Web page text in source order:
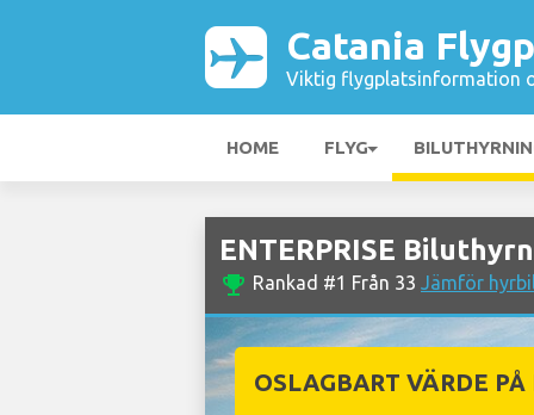
Catania
Viktig flygplatsinformation
HOME FLYG
ENTERPRISE
emoji_events Rankad #1 Från 33 Jämför
OSLAGBART VÄRDE